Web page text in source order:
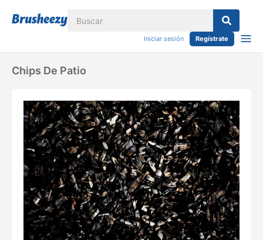
Iniciar sesión Regístrate
Chips De Patio